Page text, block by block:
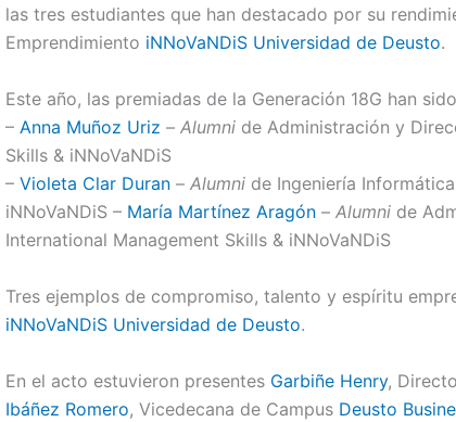
las tres estudiantes que han destacado por su
Emprendimiento iNNoVaNDiS Universidad de Deusto.
Este año, las premiadas de la Generación 18G han
– Anna Muñoz Uriz – Alumni de Administración y
Skills & iNNoVaNDiS
– Violeta Clar Duran– Alumni de Ingeniería
iNNoVaNDiS – María Martínez Aragón– Alumni de
International Management Skills & iNNoVaNDiS
Tres ejemplos de compromiso, talento y espíritu
iNNoVaNDiS Universidad de Deusto.
En el acto estuvieron presentes Garbiñe Henry,
Ibáñez Romero, Vicedecana de Campus Deusto